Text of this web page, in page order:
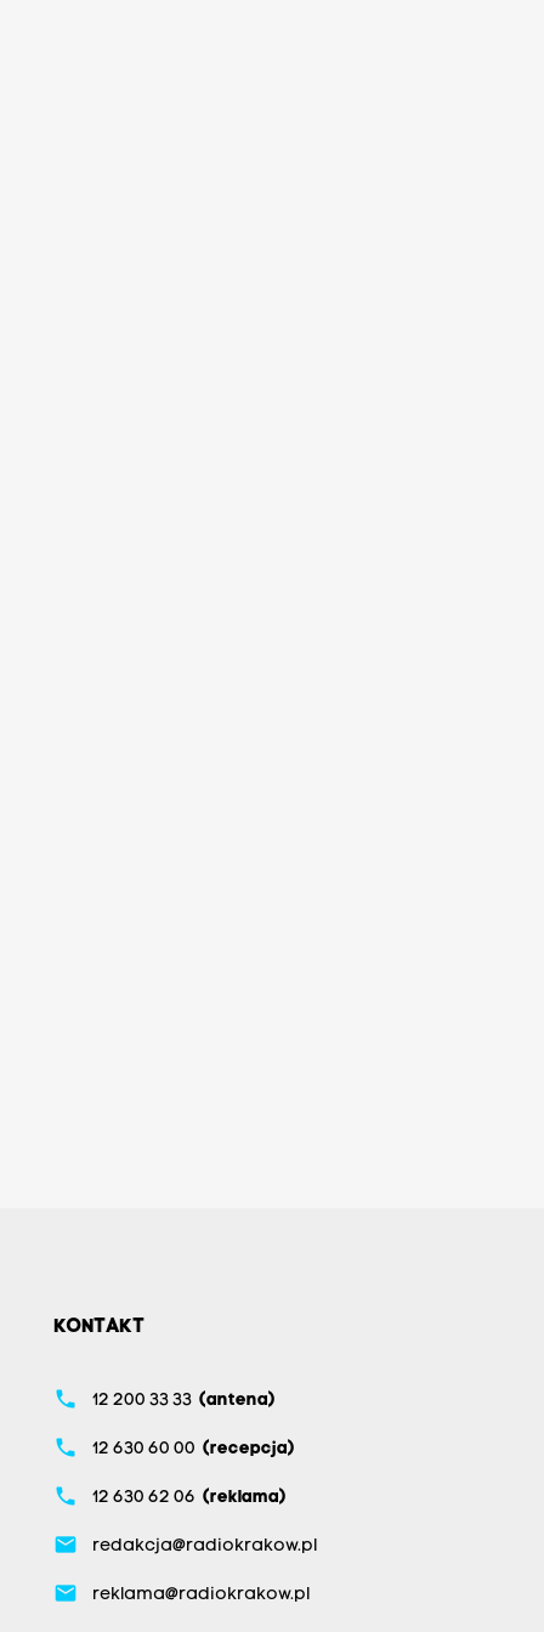
KONTAKT
phone 12 200 33 33 (antena)
phone 12 630 60 00 (recepcja)
phone 12 630 62 06 (reklama)
email redakcja@radiokrakow.pl
email reklama@radiokrakow.pl